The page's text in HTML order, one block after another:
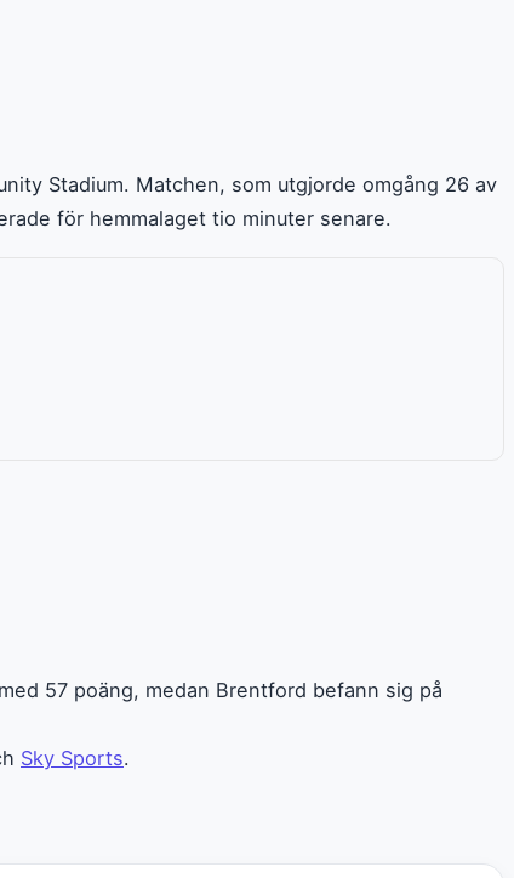
Stadium. Matchen, som utgjorde omgång 26 av
för hemmalaget tio minuter senare.
57 poäng, medan Brentford befann sig på
Sky Sports.